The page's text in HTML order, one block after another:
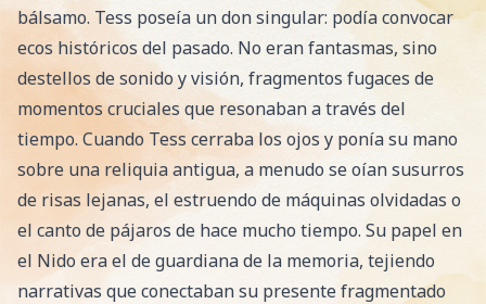
bálsamo. Tess poseía un don singular: podía convocar
ecos históricos del pasado. No eran fantasmas, sino
destellos de sonido y visión, fragmentos fugaces de
momentos cruciales que resonaban a través del
tiempo. Cuando Tess cerraba los ojos y ponía su mano
sobre una reliquia antigua, a menudo se oían susurros
de risas lejanas, el estruendo de máquinas olvidadas o
el canto de pájaros de hace mucho tiempo. Su papel en
el Nido era el de guardiana de la memoria, tejiendo
narrativas que conectaban su presente fragmentado